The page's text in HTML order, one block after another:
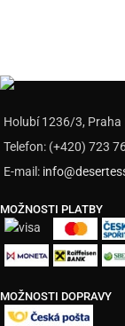
Holubí 1236/3, Praha
Telefon: (+420) 723
E-mail:
MOŽNOSTI PLATBY
MOŽNOSTI DOPRAVY